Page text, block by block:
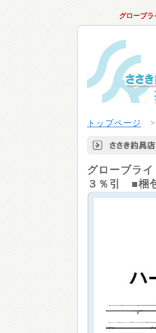
グローブ
トップページ
グローブライ
３％引 ■梱